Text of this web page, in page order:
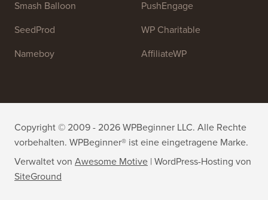
WPForms
All in One SEO
MonsterInsights
Smash Balloon
SeedProd
Nameboy
WP Simple Pay
Easy Digital Downloads
SearchWP
PushEngage
WP Charitable
AffiliateWP